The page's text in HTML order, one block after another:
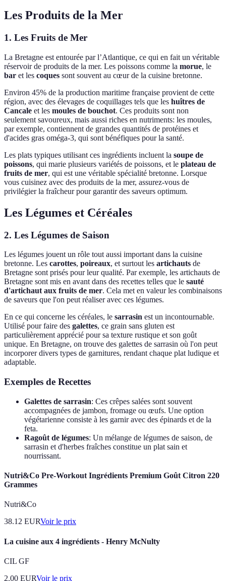
Les Produits de la Mer
1. Les Fruits de Mer
La Bretagne est entourée par l’Atlantique, ce qui en fait un véritable
réservoir de produits de la mer. Les poissons comme la morue, le
bar et les coques sont souvent au cœur de la cuisine bretonne.
Environ 45% de la production maritime française provient de cette
région, avec des élevages de coquillages tels que les huîtres de
Cancale et les moules de bouchot. Ces produits sont non
seulement savoureux, mais aussi riches en nutriments: les moules,
par exemple, contiennent de grandes quantités de protéines et
d'acides gras oméga-3, qui sont bénéfiques pour la santé.
Les plats typiques utilisant ces ingrédients incluent la soupe de
poissons, qui marie plusieurs variétés de poissons, et le plateau de
fruits de mer, qui est une véritable spécialité bretonne. Lorsque
vous cuisinez avec des produits de la mer, assurez-vous de
privilégier la fraîcheur pour garantir des saveurs optimum.
Les Légumes et Céréales
2. Les Légumes de Saison
Les légumes jouent un rôle tout aussi important dans la cuisine
bretonne. Les carottes, poireaux, et surtout les artichauts de
Bretagne sont prisés pour leur qualité. Par exemple, les artichauts de
Bretagne sont mis en avant dans des recettes telles que le sauté
d'artichaut aux fruits de mer. Cela met en valeur les combinaisons
de saveurs que l'on peut réaliser avec ces légumes.
En ce qui concerne les céréales, le sarrasin est un incontournable.
Utilisé pour faire des galettes, ce grain sans gluten est
particulièrement apprécié pour sa texture rustique et son goût
unique. En Bretagne, on trouve des galettes de sarrasin où l'on peut
incorporer divers types de garnitures, rendant chaque plat ludique et
adaptable.
Exemples de Recettes
Galettes de sarrasin: Ces crêpes salées sont souvent
accompagnées de jambon, fromage ou œufs. Une option
végétarienne consiste à les garnir avec des épinards et de la
feta.
Ragoût de légumes: Un mélange de légumes de saison, de
sarrasin et d'herbes fraîches constitue un plat sain et
nourrissant.
Nutri&Co Pre-Workout Ingrédients Premium Goût Citron 220
Grammes
Nutri&Co
38.12 EURVoir le prix
La cuisine aux 4 ingrédients - Henry McNulty
CIL GF
2.00 EURVoir le prix